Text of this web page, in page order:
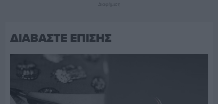
Διαφήμιση
ΔΙΑΒΑΣΤΕ ΕΠΙΣΗΣ